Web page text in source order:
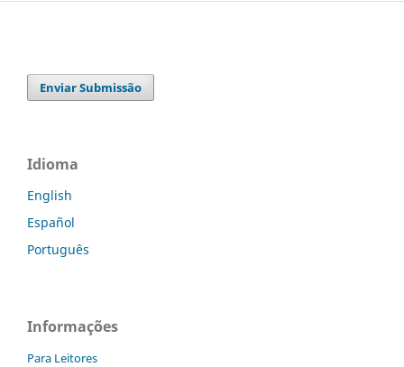
Enviar Submissão
Idioma
English
Español
Português
Informações
Para Leitores